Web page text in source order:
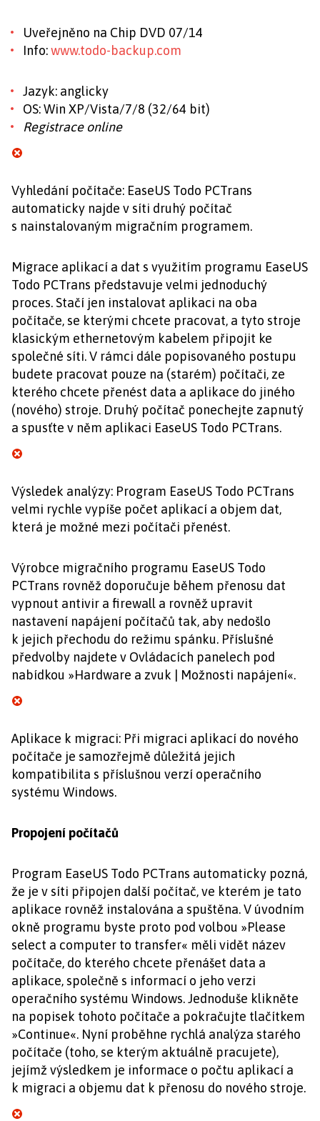
Uveřejněno na Chip DVD 07/14
Info:www.todo-backup.com
Jazyk: anglicky
OS: Win XP/Vista/7/8 (32/64 bit)
Registrace online
Vyhledání počítače: EaseUS Todo PCTrans
automaticky najde v síti druhý počítač
s nainstalovaným migračním programem.
Migrace aplikací a dat s využitím programu EaseUS
Todo PCTrans představuje velmi jednoduchý
proces. Stačí jen instalovat aplikaci na oba
počítače, se kterými chcete pracovat, a tyto stroje
klasickým ethernetovým kabelem připojit ke
společné síti. V rámci dále popisovaného postupu
budete pracovat pouze na (starém) počítači, ze
kterého chcete přenést data a aplikace do jiného
(nového) stroje. Druhý počítač ponechejte zapnutý
a spusťte v něm aplikaci EaseUS Todo PCTrans.
Výsledek analýzy: Program EaseUS Todo PCTrans
velmi rychle vypíše počet aplikací a objem dat,
která je možné mezi počítači přenést.
Výrobce migračního programu EaseUS Todo
PCTrans rovněž doporučuje během přenosu dat
vypnout antivir a firewall a rovněž upravit
nastavení napájení počítačů tak, aby nedošlo
k jejich přechodu do režimu spánku. Příslušné
předvolby najdete v Ovládacích panelech pod
nabídkou »Hardware a zvuk | Možnosti napájení«.
Aplikace k migraci: Při migraci aplikací do nového
počítače je samozřejmě důležitá jejich
kompatibilita s příslušnou verzí operačního
systému Windows.
Propojení počítačů
Program EaseUS Todo PCTrans automaticky pozná,
že je v síti připojen další počítač, ve kterém je tato
aplikace rovněž instalována a spuštěna. V úvodním
okně programu byste proto pod volbou »Please
select a computer to transfer« měli vidět název
počítače, do kterého chcete přenášet data a
aplikace, společně s informací o jeho verzi
operačního systému Windows. Jednoduše klikněte
na popisek tohoto počítače a pokračujte tlačítkem
»Continue«. Nyní proběhne rychlá analýza starého
počítače (toho, se kterým aktuálně pracujete),
jejímž výsledkem je informace o počtu aplikací a
k migraci a objemu dat k přenosu do nového stroje.